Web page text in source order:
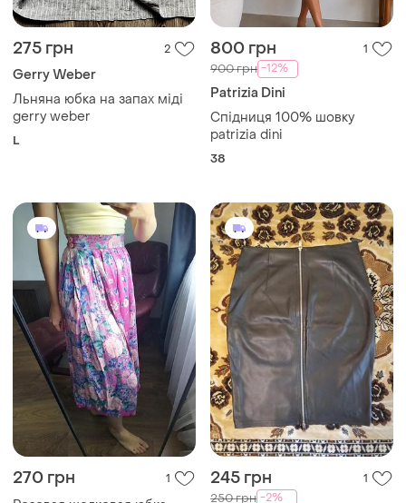
275 грн 2
Gerry Weber
Льняна юбка на запах міді
gerry weber
L
800 грн 1
900 грн -12%
Patrizia Dini
Спідниця 100% шовку
patrizia dini
38
270 грн 1 245 грн 1
250 грн -2%